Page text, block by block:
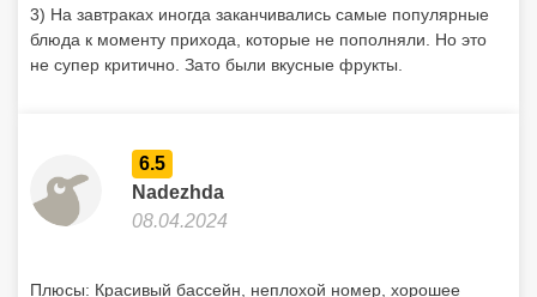
3) На завтраках иногда заканчивались самые популярные
блюда к моменту прихода, которые не пополняли. Но это
не супер критично. Зато были вкусные фрукты.
6.5
Nadezhda
08.04.2024
Плюсы: Красивый бассейн, неплохой номер, хорошее